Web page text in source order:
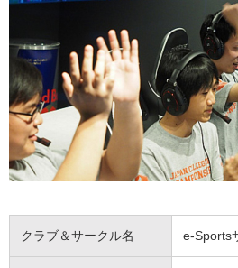
クラブ＆サークル名 e-Sports